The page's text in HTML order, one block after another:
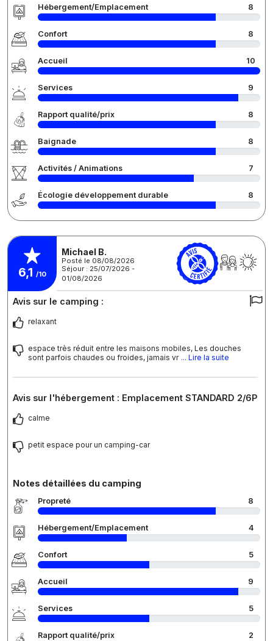
Hébergement/Emplacement 8
Confort 8
Accueil 10
Services 9
Rapport qualité/prix 8
Baignade 8
Activités / Animations 7
Écologie développement durable 8
6,1 /10
Michael B.
Posté le 08/08/2026
Séjour : 25/07/2026 -
01/08/2026
Avis sur le camping :
relaxant
espace très réduit entre les maisons mobiles, Les douches
sont parfois chaudes ou froides, jamais vr ... Lire la suite
Avis sur l'hébergement : Emplacement STANDARD 2/6P
calme
petit espace pour un camping-car
Notes détaillées du camping
Propreté 8
Hébergement/Emplacement 4
Confort 5
Accueil 9
Services 5
Rapport qualité/prix 2